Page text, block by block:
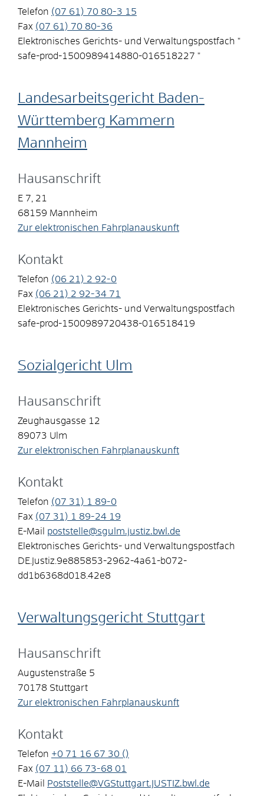
Telefon (07 61) 70 80-3 15
Fax (07 61) 70 80-36
Elektronisches Gerichts- und Verwaltungspostfach "
safe-prod-1500989414880-016518227 "
Landesarbeitsgericht Baden-
Württemberg Kammern
Mannheim
Hausanschrift
E 7, 21
68159 Mannheim
Zur elektronischen Fahrplanauskunft
Kontakt
Telefon (06 21) 2 92-0
Fax (06 21) 2 92-34 71
Elektronisches Gerichts- und Verwaltungspostfach
safe-prod-1500989720438-016518419
Sozialgericht Ulm
Hausanschrift
Zeughausgasse 12
89073 Ulm
Zur elektronischen Fahrplanauskunft
Kontakt
Telefon (07 31) 1
89-0
Fax (07 31) 1 89-24 19
E-Mail
poststelle@sgulm.justiz.bwl.de
Elektronisches Gerichts- und Verwaltungspostfach
DE.Justiz.9e885853-2962-4a61-b072-
dd1b6368d018.42e8
Verwaltungsgericht Stuttgart
Hausanschrift
Augustenstraße 5
70178 Stuttgart
Zur elektronischen Fahrplanauskunft
Kontakt
Telefon +0 71 16 67 30 ()
Fax (07 11) 66 73-68 01
E-Mail
Poststelle@VGStuttgart.JUSTIZ.bwl.de